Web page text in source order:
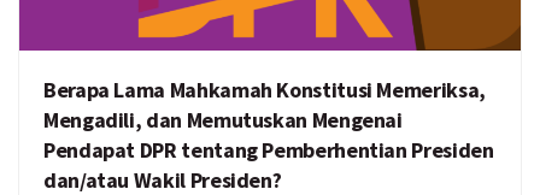
Berapa Lama Mahkamah Konstitusi Memeriksa,
Mengadili, dan Memutuskan Mengenai
Pendapat DPR tentang Pemberhentian Presiden
dan/atau Wakil Presiden?